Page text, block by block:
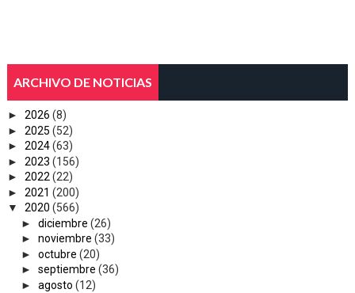
ARCHIVO DE NOTICIAS
► 2026 (8)
► 2025 (52)
► 2024(63)
► 2023 (156)
► 2022(22)
► 2021 (200)
▼
2020 (566)
► diciembre (26)
► noviembre (33)
► octubre (20)
► septiembre (36)
► agosto (12)